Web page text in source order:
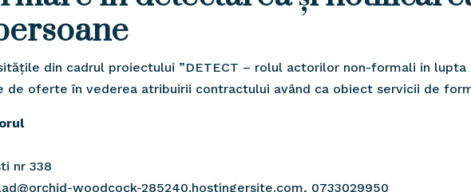
din cadrul proiectului ”DETECT – rolul actorilor non-formali in
de oferte în vederea atribuirii contractului având ca obiect servicii de
nr 338
woodcock-285240.hostingersite.com, 0733029950